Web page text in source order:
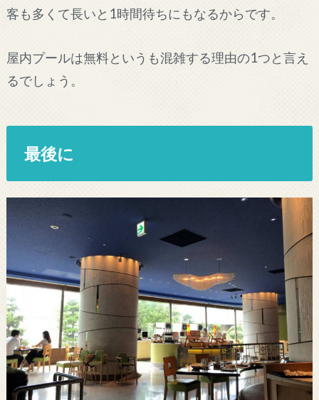
客も多くて長いと1時間待ちにもなるからです。
屋内プールは無料というも混雑する理由の1つと言え
るでしょう。
最後に